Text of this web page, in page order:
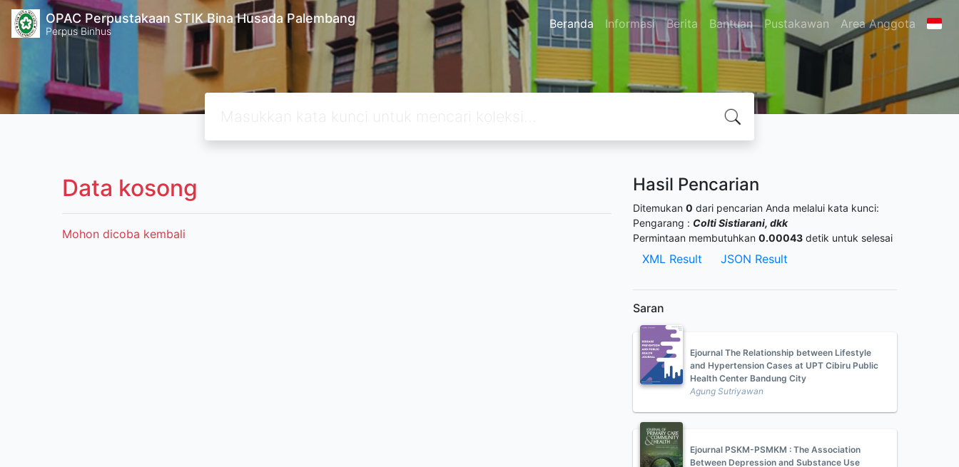
OPAC Perpustakaan STIK Bina Husada Palembang
Perpus Binhus Beranda Informasi Berita Bantuan Pustakawan Area Anggota
Data kosong
Mohon dicoba kembali
Hasil Pencarian
Ditemukan 0 dari pencarian Anda melalui kata kunci:
Pengarang : Colti Sistiarani, dkk
Permintaan membutuhkan 0.00043 detik untuk selesai
XML Result JSON Result
Saran
Ejournal The Relationship between Lifestyle
and Hypertension Cases at UPT Cibiru Public
Health Center Bandung City
Agung Sutriyawan
Ejournal PSKM-PSMKM : The Association
Between Depression and Substance Use